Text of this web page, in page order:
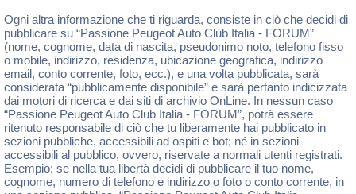
Ogni altra informazione che ti riguarda, consiste in ciò che decidi di
pubblicare su “Passione Peugeot Auto Club Italia - FORUM”
(nome, cognome, data di nascita, pseudonimo noto, telefono fisso
o mobile, indirizzo, residenza, ubicazione geografica, indirizzo
email, conto corrente, foto, ecc.), e una volta pubblicata, sarà
considerata “pubblicamente disponibile” e sarà pertanto indicizzata
dai motori di ricerca e dai siti di archivio OnLine. In nessun caso
“Passione Peugeot Auto Club Italia - FORUM”, potrà essere
ritenuto responsabile di ciò che tu liberamente hai pubblicato in
sezioni pubbliche, accessibili ad ospiti e bot; né in sezioni
accessibili al pubblico, ovvero, riservate a normali utenti registrati.
Esempio: se nella tua libertà decidi di pubblicare il tuo nome,
cognome, numero di telefono e indirizzo o foto o conto corrente, in